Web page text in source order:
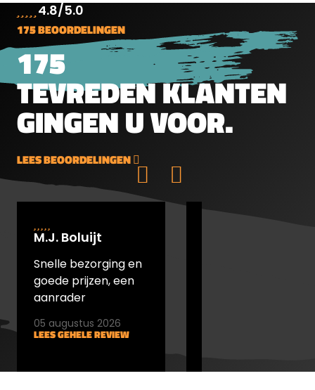
4.8/5.0
175 BEOORDELINGEN
175
TEVREDEN KLANTEN
GINGEN U VOOR.
LEES BEOORDELINGEN
M.J. Boluijt
Snelle bezorging en
goede prijzen, een
aanrader
LEES GEHELE REVIEW
05 augustus 2026